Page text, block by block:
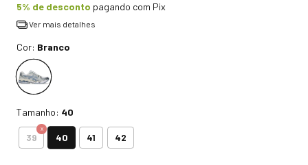
5% de desconto pagando com Pix
Ver mais detalhes
Cor: Branco
Tamanho: 40
39 40 41 42